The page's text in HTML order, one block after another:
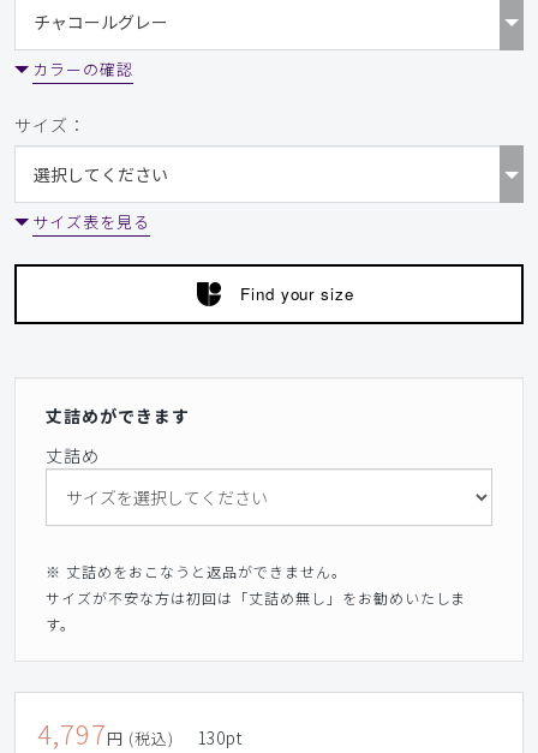
カラーの確認
サイズ：
サイズ表を見る
Find your size
丈詰めができます
丈詰め
※ 丈詰めをおこなうと返品ができません。
サイズが不安な方は初回は「丈詰め無し」をお勧めいたしま
す。
4,797円 (税込) 130pt